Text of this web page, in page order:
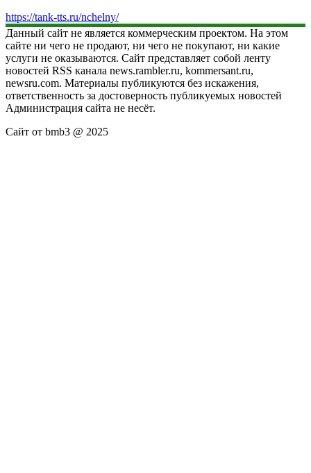
https://tank-tts.ru/nchelny/
Данный сайт не является коммерческим проектом. На этом
сайте ни чего не продают, ни чего не покупают, ни какие
услуги не оказываются. Сайт представляет собой ленту
новостей RSS канала news.rambler.ru, kommersant.ru,
newsru.com. Материалы публикуются без искажения,
ответственность за достоверность публикуемых новостей
Администрация сайта не несёт.
Сайт от bmb3 @ 2025